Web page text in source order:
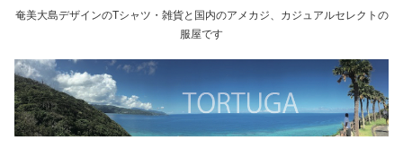
奄美大島デザインのTシャツ・雑貨と国内のアメカジ、カジュアルセレクトの
服屋です